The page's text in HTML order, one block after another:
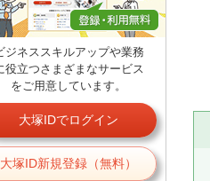
ジネススキルアップや業務
役立つさまざまなサービス
をご用意しています。
大塚IDでログイン
大塚ID新規登録（無料）